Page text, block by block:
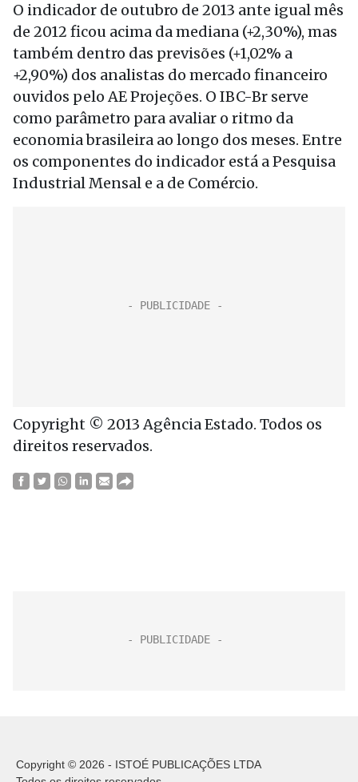
O indicador de outubro de 2013 ante igual mês
de 2012 ficou acima da mediana (+2,30%), mas
também dentro das previsões (+1,02% a
+2,90%) dos analistas do mercado financeiro
ouvidos pelo AE Projeções. O IBC-Br serve
como parâmetro para avaliar o ritmo da
economia brasileira ao longo dos meses. Entre
os componentes do indicador está a Pesquisa
Industrial Mensal e a de Comércio.
Copyright © 2013 Agência Estado. Todos os
direitos reservados.
Copyright © 2026 - ISTOÉ PUBLICAÇÕES LTDA